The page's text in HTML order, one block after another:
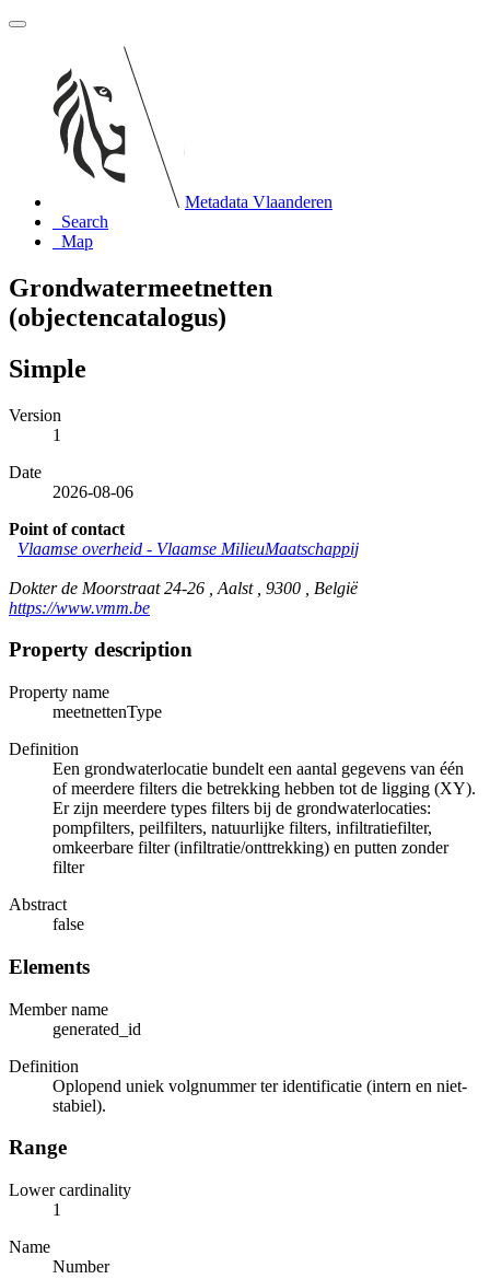
Metadata Vlaanderen
Search
Map
Grondwatermeetnetten
(objectencatalogus)
Simple
Version
1
Date
2026-08-06
Point of contact
Vlaamse overheid - Vlaamse MilieuMaatschappij
Dokter de Moorstraat 24-26 , Aalst , 9300 , België
https://www.vmm.be
Property description
Property name
meetnettenType
Definition
Een grondwaterlocatie bundelt een aantal gegevens van één
of meerdere filters die betrekking hebben tot de ligging (XY).
Er zijn meerdere types filters bij de grondwaterlocaties:
pompfilters, peilfilters, natuurlijke filters, infiltratiefilter,
omkeerbare filter (infiltratie/onttrekking) en putten zonder
filter
Abstract
false
Elements
Member name
generated_id
Definition
Oplopend uniek volgnummer ter identificatie (intern en niet-
stabiel).
Range
Lower cardinality
1
Name
Number